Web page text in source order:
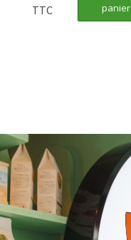
TTC
panier